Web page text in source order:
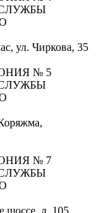
ул. Чиркова, 35
№ 5
№ 7
шоссе, д. 105